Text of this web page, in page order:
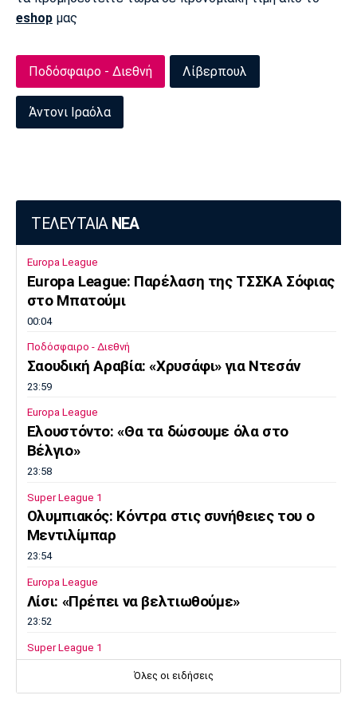
eshop μας
Ποδόσφαιρο - Διεθνή Λίβερπουλ
Άντονι Ιραόλα
ΤΕΛΕΥΤΑΙΑ ΝΕΑ
Europa League
Europa League: Παρέλαση της ΤΣΣΚΑ Σόφιας
στο Μπατούμι
00:04
Ποδόσφαιρο - Διεθνή
Σαουδική Αραβία: «Χρυσάφι» για Ντεσάν
23:59
Europa League
Ελουστόντο: «Θα τα δώσουμε όλα στο
Βέλγιο»
23:58
Super League 1
Ολυμπιακός: Κόντρα στις συνήθειες του ο
Μεντιλίμπαρ
23:54
Europa League
Λίσι: «Πρέπει να βελτιωθούμε»
23:52
Super League 1
Επιστρέφει αύριο στη Θεσσαλονίκη ο
Όλες οι ειδήσεις